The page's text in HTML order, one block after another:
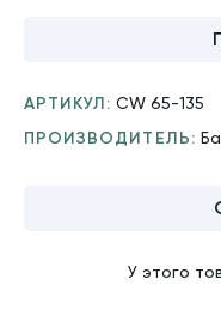
АРТИКУЛ: CW 65-135
ПРОИЗВОДИТЕЛЬ:
У этого